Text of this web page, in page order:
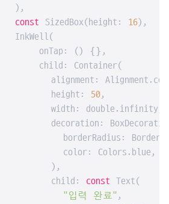
),
const SizedBox(height: 16),
InkWell(
onTap: () {},
child: Container(
alignment:
height:
50,
width: double.infinity,
decoration:
borderRadius:
color: Colors.blue,
),
child:
const Text(
"입력 완료" ,